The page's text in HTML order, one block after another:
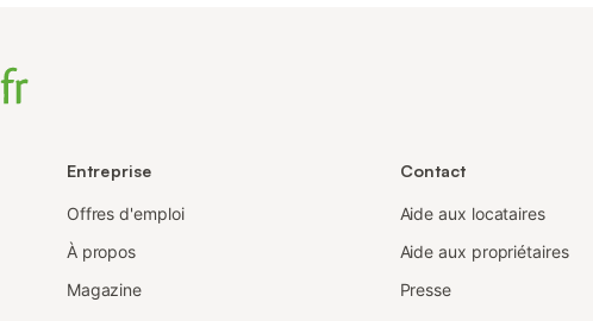
Entreprise
Offres d'emploi
À propos
Magazine
Contact
Aide aux locataires
Aide aux propriétaires
Presse